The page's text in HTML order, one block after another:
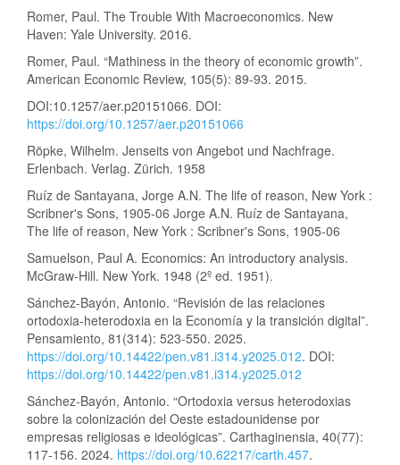
Romer, Paul. The Trouble With Macroeconomics. New
Haven: Yale University. 2016.
Romer, Paul. “Mathiness in the theory of economic growth”.
American Economic Review, 105(5): 89-93. 2015.
DOI:10.1257/aer.p20151066. DOI:
https://doi.org/10.1257/aer.p20151066
Röpke, Wilhelm. Jenseits von Angebot und Nachfrage.
Erlenbach. Verlag. Zürich. 1958
Ruíz de Santayana, Jorge A.N. The life of reason, New York :
Scribner's Sons, 1905-06 Jorge A.N. Ruíz de Santayana,
The life of reason, New York : Scribner's Sons, 1905-06
Samuelson, Paul A. Economics: An introductory analysis.
McGraw-Hill. New York. 1948 (2º ed. 1951).
Sánchez-Bayón, Antonio. “Revisión de las relaciones
ortodoxia-heterodoxia en la Economía y la transición digital”.
Pensamiento, 81(314): 523-550. 2025.
https://doi.org/10.14422/pen.v81.i314.y2025.012. DOI:
https://doi.org/10.14422/pen.v81.i314.y2025.012
Sánchez-Bayón, Antonio. “Ortodoxia versus heterodoxias
sobre la colonización del Oeste estadounidense por
empresas religiosas e ideológicas”. Carthaginensia, 40(77):
117-156. 2024. https://doi.org/10.62217/carth.457.